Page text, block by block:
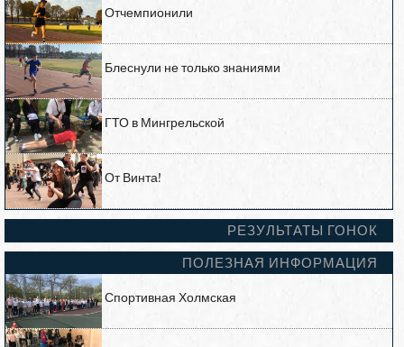
Отчемпионили
Блеснули не только знаниями
ГТО в Мингрельской
От Винта!
РЕЗУЛЬТАТЫ ГОНОК
ПОЛЕЗНАЯ ИНФОРМАЦИЯ
Спортивная Холмская